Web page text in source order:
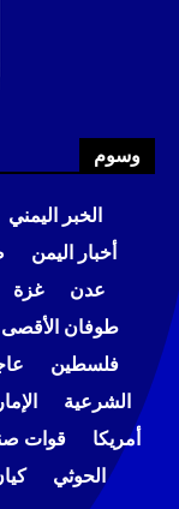
وسوم
الخبر اليمني
أخبار اليمن
عدن
غزة
طوفان الأقصى
فلسطين
الشرعية
أمريكا
قوات
الحوثي